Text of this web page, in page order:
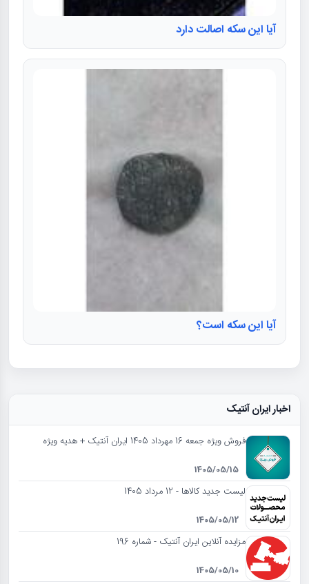
آیا این سکه اصالت دارد
آیا این سکه است؟
اخبار ایران آنتیک
فروش ویژه جمعه 16 مهرداد 1405 ایران آنتیک + هدیه ویژه
1405/05/15
لیست جدید کالاها - 12 مرداد 1405
1405/05/12
مزایده آنلاین ایران آنتیک - شماره 196
1405/05/10